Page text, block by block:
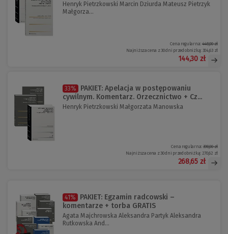
Henryk Pietrzkowski Marcin Dziurda Mateusz Pietrzyk
Małgorza...
Cena regularna:448,00 zł
Najniższa cena z 30 dni przed obniżką: 304,63 zł
144,30 zł
33%
PAKIET: Apelacja w postępowaniu
cywilnym. Komentarz. Orzecznictwo + Cz...
Henryk Pietrzkowski Małgorzata Manowska
Cena regularna:398,00 zł
Najniższa cena z 30 dni przed obniżką: 270,62 zł
268,65 zł
41%
PAKIET: Egzamin radcowski –
komentarze + torba GRATIS
Agata Majchrowska Aleksandra Partyk Aleksandra
Rutkowska And...